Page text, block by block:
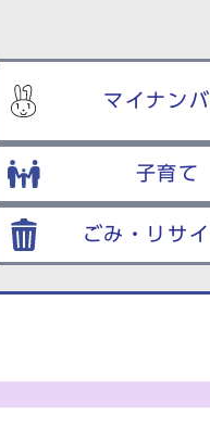
マイナン
子育て
ごみ・リサ